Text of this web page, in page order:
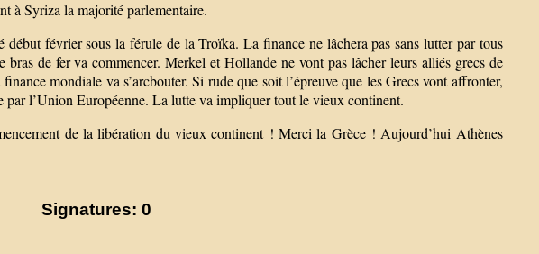
à Syriza la majorité parlementaire.
février sous la férule de la Troïka. La finance ne lâchera pas sans lutter par tous
bras de fer va commencer. Merkel et Hollande ne vont pas lâcher leurs alliés grecs de
mondiale va s’arcbouter. Si rude que soit l’épreuve que les Grecs vont affronter,
par l’Union Européenne. La lutte va impliquer tout le vieux continent.
de la libération du vieux continent ! Merci la Grèce ! Aujourd’hui Athènes
Signatures: 0